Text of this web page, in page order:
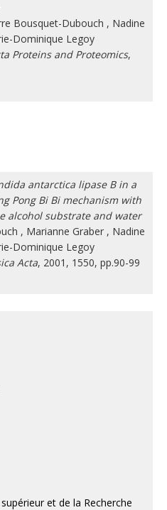
Bousquet-Dubouch , Nadine
Dominique Legoy
Proteins and Proteomics,
antarctica lipase B in a
Pong Bi Bi mechanism with
alcohol substrate and water
, Marianne Graber , Nadine
Dominique Legoy
Acta, 2001, 1550, pp.90-99
et de la Recherche